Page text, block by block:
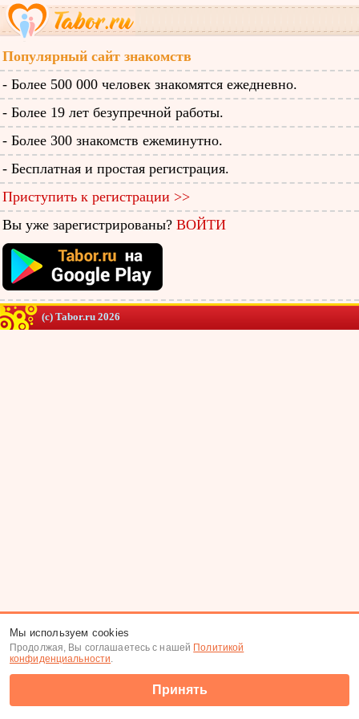
Популярный сайт знакомств
- Более 500 000 человек знакомятся ежедневно.
- Более 19 лет безупречной работы.
- Более 300 знакомств ежеминутно.
- Бесплатная и простая регистрация.
Приступить к регистрации >>
Вы уже зарегистрированы? ВОЙТИ
(c) Tabor.ru 2026
Мы используем cookies
Продолжая, Вы соглашаетесь с нашей Политикой
конфиденциальности.
Принять